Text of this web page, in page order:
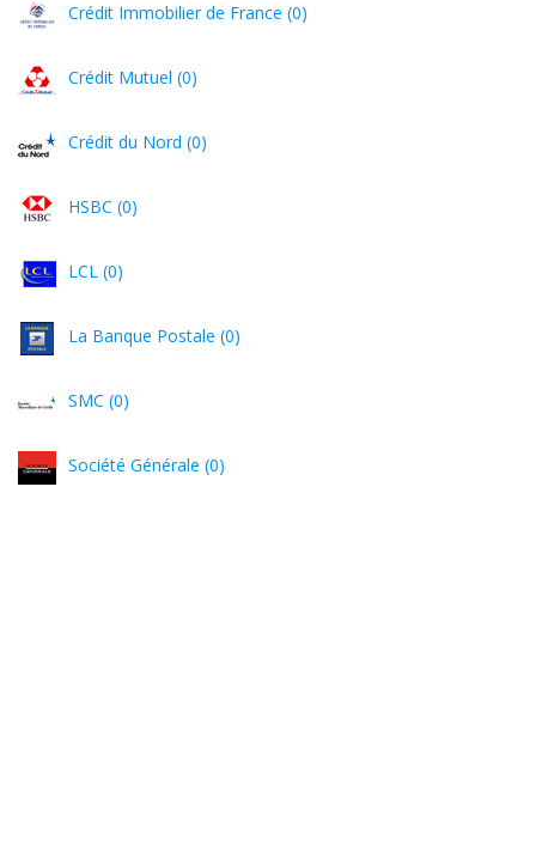
Crédit Immobilier de France (0)
Crédit Mutuel (0)
Crédit du Nord (0)
HSBC (0)
LCL (0)
La Banque Postale (0)
SMC (0)
Société Générale (0)